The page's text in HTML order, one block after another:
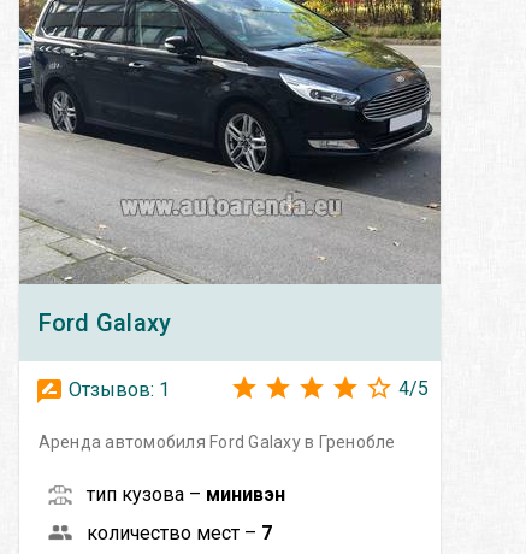
Ford Galaxy
Отзывов: 1 4/5
Аренда автомобиля Ford Galaxy в Гренобле
тип кузова – минивэн
количество мест – 7